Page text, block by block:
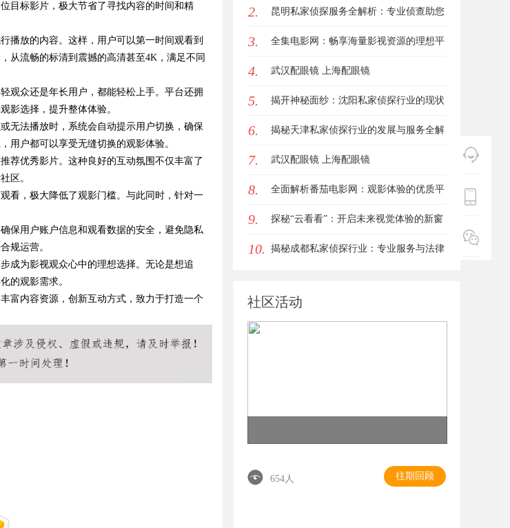
目标影片，极大节省了寻找内容的时间和精
播放的内容。这样，用户可以第一时间观看到
从流畅的标清到震撼的高清甚至4K，满足不同
观众还是年长用户，都能轻松上手。平台还拥
影选择，提升整体体验。
无法播放时，系统会自动提示用户切换，确保
用户都可以享受无缝切换的观影体验。
荐优秀影片。这种良好的互动氛围不仅丰富了
区。
看，极大降低了观影门槛。与此同时，针对一
保用户账户信息和观看数据的安全，避免隐私
规运营。
成为影视观众心中的理想选择。无论是想追
的观影需求。
富内容资源，创新互动方式，致力于打造一个
价值
2. 昆明私家侦探服务全解析：专业侦查助您
解决疑难问题
3. 全集电影网：畅享海量影视资源的理想平
台
4. 武汉配眼镜 上海配眼镜
5. 揭开神秘面纱：沈阳私家侦探行业的现状
与发展
6. 揭秘天津私家侦探行业的发展与服务全解
析
7. 武汉配眼镜 上海配眼镜
8. 全面解析番茄电影网：观影体验的优质平
台选择
9. 探秘“云看看”：开启未来视觉体验的新窗
口
10. 揭秘成都私家侦探行业：专业服务与法律
社区活动
654人 往期回顾